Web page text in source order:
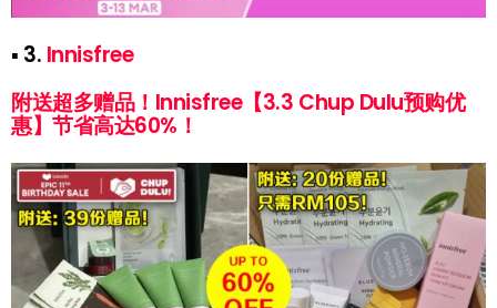
▪ 3. Innisfree
附送超多赠品！Innisfree【3.3 Chup Dulu预购优
惠】节省高达60%！